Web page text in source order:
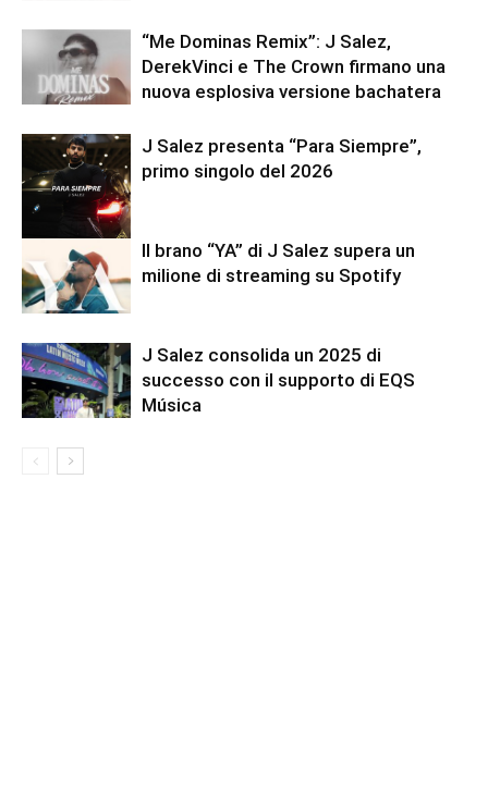
“Me Dominas Remix”: J Salez,
DerekVinci e The Crown firmano una
nuova esplosiva versione bachatera
J Salez presenta “Para Siempre”,
primo singolo del 2026
Il brano “YA” di J Salez supera un
milione di streaming su Spotify
J Salez consolida un 2025 di
successo con il supporto di EQS
Música